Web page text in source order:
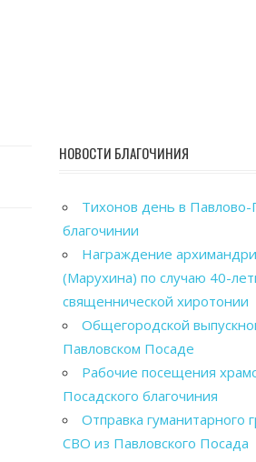
НОВОСТИ БЛАГОЧИНИЯ
Тихонов день в Павлово-
благочинии
Награждение
(Марухина) по случаю 40-
священнической хиротонии
Общегородской
Павловском Посаде
Рабочие посещения
Посадского благочиния
Отправка гуманитарного
СВО из Павловского Посада